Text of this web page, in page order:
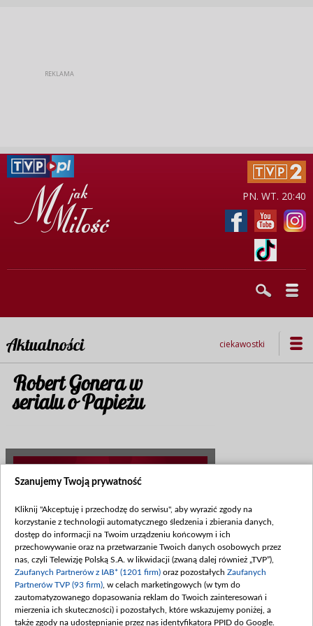
PN. WT. 20:40
Aktualności ciekawostki
Robert Gonera w
serialu o Papieżu
Data publikacji:2015-09-29
Wczoraj (11 sierpnia) ruszyły zdjęcia
Szanujemy Twoją prywatność
Kliknij "Akceptuję i przechodzę do serwisu", aby wyrazić zgody na
korzystanie z technologii automatycznego śledzenia i zbierania danych,
dostęp do informacji na Twoim urządzeniu końcowym i ich
przechowywanie oraz na przetwarzanie Twoich danych osobowych przez
nas, czyli Telewizję Polską S.A. w likwidacji (zwaną dalej również „TVP”),
Zaufanych Partnerów z IAB* (1201 firm) oraz pozostałych Zaufanych
Partnerów TVP (93 firm) , w celach marketingowych (w tym do
zautomatyzowanego dopasowania reklam do Twoich zainteresowań i
mierzenia ich skuteczności) i pozostałych, które wskazujemy poniżej, a
także zgody na udostępnianie przez nas identyfikatora PPID do Google.